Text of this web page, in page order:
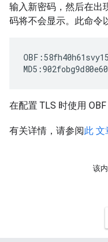
输入新密码，然后在出
码将不会显示。此命令
在配置 TLS 时使用
有关详情，请参阅此 文
该